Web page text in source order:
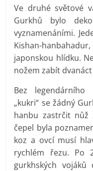
Ve druhé světové
Gurkhů bylo
vyznamenáními.
Kishan-
japonskou hlídku.
nožem zabít
Bez legendárního
„kukri“ se žádný
hanbu zastrčit nůž
čepel byla
koz a ovcí musí
rychlém řezu. Po
gurkhských vojáků